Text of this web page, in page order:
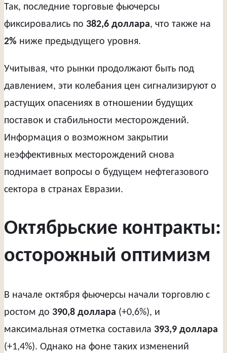
Так, последние торговые фьючерсы
фиксировались по 382,6 доллара, что также на
2% ниже предыдущего уровня.
Учитывая, что рынки продолжают быть под
давлением, эти колебания цен сигнализируют о
растущих опасениях в отношении будущих
поставок и стабильности месторождений.
Информация о возможном закрытии
неэффективных месторождений снова
поднимает вопросы о будущем нефтегазового
сектора в странах Евразии.
Октябрьские контракты:
осторожный оптимизм
В начале октября фьючерсы начали торговлю с
ростом до 390,8 доллара (+0,6%), и
максимальная отметка составила 393,9 доллара
(+1,4%). Однако на фоне таких изменений